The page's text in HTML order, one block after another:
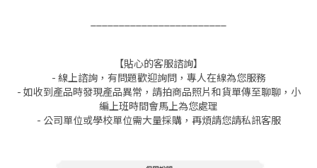
【貼心的客服諮詢】
- 線上諮詢，有問題歡迎詢問，專人在線為您服務
- 如收到產品時發現產品異常，請拍商品照片和貨單傳至聊聊，小
編上班時間會馬上為您處理
- 公司單位或學校單位需大量採購，再煩請您請私訊客服